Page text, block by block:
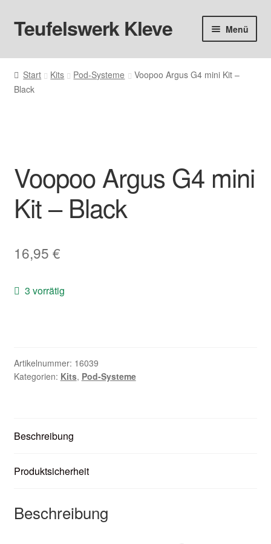
Zur
Navigation
Zum
Inhalt
Teufelswerk Kleve Menü
Startseite
Hardware
Big Puff
Aromen
Basen & Nikotin
Nikotintabelle
Start Kits Pod-Systeme
Voopoo Argus G4 mini Kit –
Black
Voopoo Argus G4 mini
Kit – Black
16,95 €
3 vorrätig
Artikelnummer: 16039
Kategorien: Kits, Pod-Systeme
Beschreibung
Produktsicherheit
Beschreibung